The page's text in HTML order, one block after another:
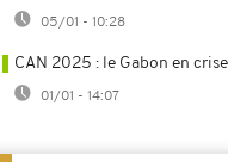
05/01 - 10:28
CAN 2025 : le Gabon en
01/01 - 14:07